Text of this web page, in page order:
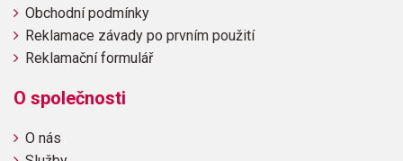
Obchodní podmínky
Reklamace závady po prvním použití
Reklamační formulář
O společnosti
O nás